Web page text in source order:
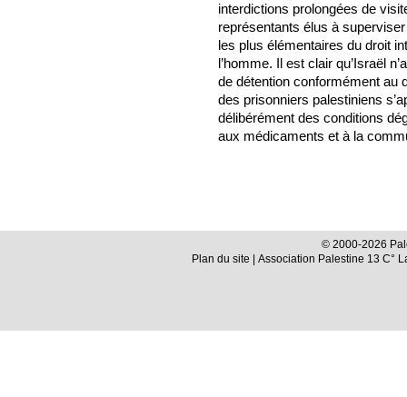
interdictions prolongées de
représentants élus à
les plus élémentaires du droit
l’homme. Il est clair qu’Israël
de détention conformément au
des prisonniers palestiniens
délibérément des conditions
aux médicaments et à la
© 2000-2026
Plan du site | Association Palestine 13 C°